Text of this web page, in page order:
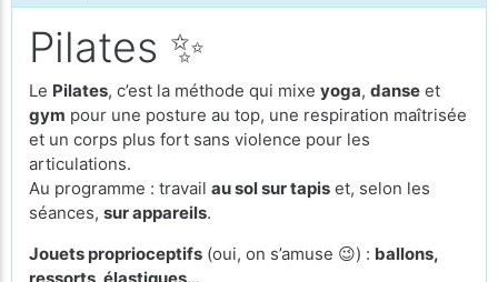
Pilates ✨
Le Pilates, c’est la méthode qui mixe yoga, danse et
gym pour une posture au top, une respiration maîtrisée
et un corps plus fort sans violence pour les
articulations.
Au programme : travail au sol sur tapis et, selon les
séances, sur appareils.
Jouets proprioceptifs (oui, on s’amuse 😉) : ballons,
ressorts, élastiques…